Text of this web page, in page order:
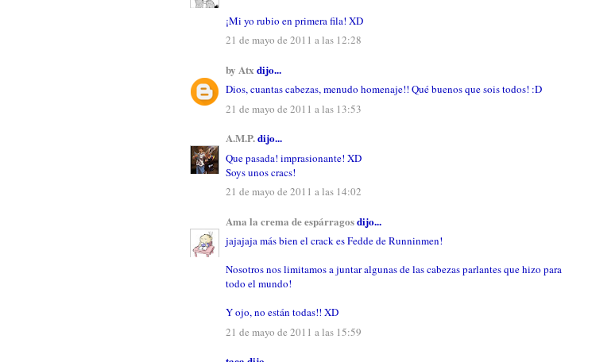
¡Mi yo rubio en primera fila! XD
21 de mayo de 2011 a las 12:28
by Atx dijo...
Dios, cuantas cabezas, menudo homenaje!! Qué buenos que sois todos! :D
21 de mayo de 2011 a las 13:53
A.M.P.dijo...
Que pasada! imprasionante! XD
Soys unos cracs!
21 de mayo de 2011 a las 14:02
Ama la crema de espárragosdijo...
jajajaja más bien el crack es Fedde de Runninmen!
Nosotros nos limitamos a juntar algunas de las cabezas parlantes que hizo para
todo el mundo!
Y ojo, no están todas!! XD
21 de mayo de 2011 a las 15:59